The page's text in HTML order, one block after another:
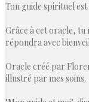
Ton guide spirituel
Grâce à cet oracle, tu
répondra avec
Oracle créé par
illustré par mes soins.